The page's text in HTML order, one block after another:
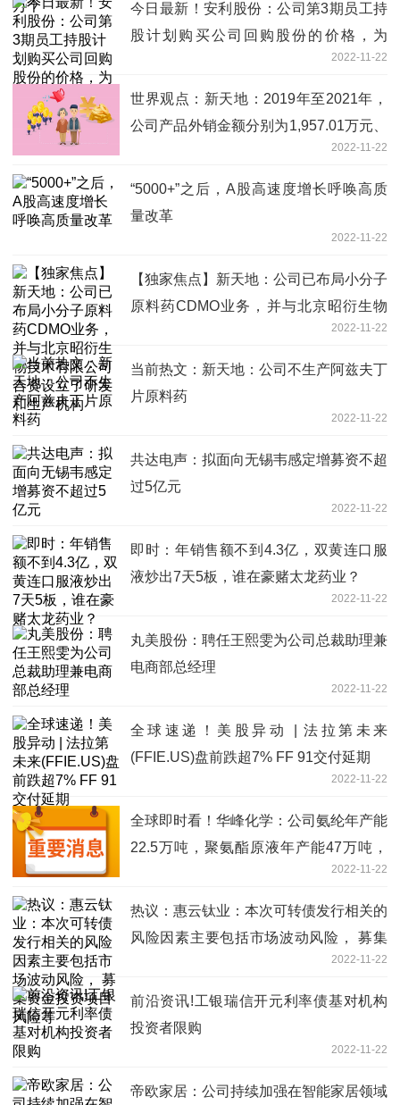
今日最新！安利股份：公司第3期员工持
股计划购买公司回购股份的价格，为
2022-11-22
世界观点：新天地：2019年至2021年，
公司产品外销金额分别为1,957.01万元、
2,471.86万元和1,372.58万元，占当年度
主营业务收入的比例分别为4.85%、
5.75%和2.70%
2022-11-22
“5000+”之后，A股高速度增长呼唤高质
量改革
2022-11-22
【独家焦点】新天地：公司已布局小分子
原料药CDMO业务，并与北京昭衍生物
技术有限公司合资设立了研发和生产机构
2022-11-22
当前热文：新天地：公司不生产阿兹夫丁
片原料药
2022-11-22
共达电声：拟面向无锡韦感定增募资不超
过5亿元
2022-11-22
即时：年销售额不到4.3亿，双黄连口服
液炒出7天5板，谁在豪赌太龙药业？
2022-11-22
丸美股份：聘任王熙雯为公司总裁助理兼
电商部总经理
2022-11-22
全球速递！美股异动 | 法拉第未来
(FFIE.US)盘前跌超7% FF 91交付延期
2022-11-22
全球即时看！华峰化学：公司氨纶年产能
22.5万吨，聚氨酯原液年产能47万吨，
2022-11-22
热议：惠云钛业：本次可转债发行相关的
风险因素主要包括市场波动风险， 募集
2022-11-22
前沿资讯!工银瑞信开元利率债基对机构
投资者限购
2022-11-22
帝欧家居：公司持续加强在智能家居领域